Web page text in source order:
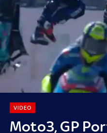
Moto3, GP
VIDEO